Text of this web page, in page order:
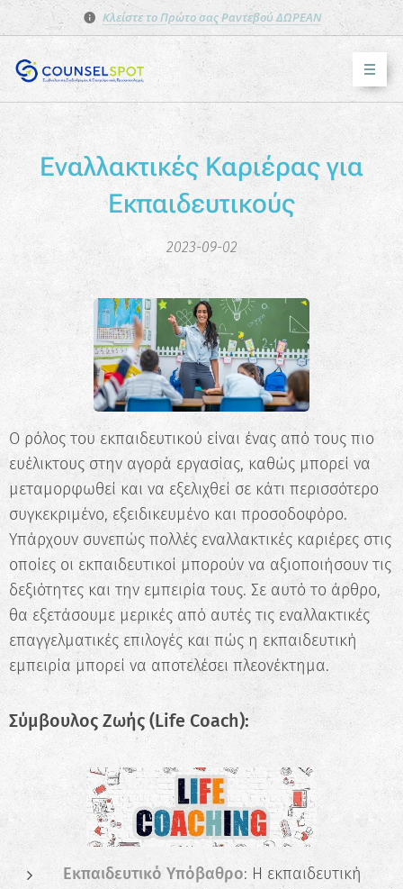
Κλείστε το Πρώτο σας Ραντεβού ΔΩΡΕΑΝ
Εναλλακτικές Καριέρας για
Εκπαιδευτικούς
2023-09-02
Ο ρόλος του εκπαιδευτικού είναι ένας από τους πιο
ευέλικτους στην αγορά εργασίας, καθώς μπορεί να
μεταμορφωθεί και να εξελιχθεί σε κάτι περισσότερο
συγκεκριμένο, εξειδικευμένο και προσοδοφόρο.
Υπάρχουν συνεπώς πολλές εναλλακτικές καριέρες στις
οποίες οι εκπαιδευτικοί μπορούν να αξιοποιήσουν τις
δεξιότητες και την εμπειρία τους. Σε αυτό το άρθρο,
θα εξετάσουμε μερικές από αυτές τις εναλλακτικές
επαγγελματικές επιλογές και πώς η εκπαιδευτική
εμπειρία μπορεί να αποτελέσει πλεονέκτημα.
Σύμβουλος Ζωής (Life Coach):
Εκπαιδευτικό Υπόβαθρο: Η εκπαιδευτική